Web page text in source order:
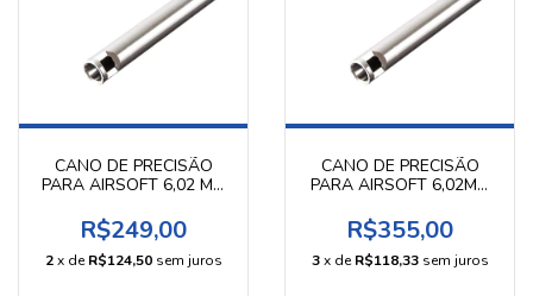
CANO DE PRECISÃO
PARA AIRSOFT 6,02 MM
SHOT
R$249,00
2 x deR$124,50 sem juros
CANO DE PRECISÃO
PARA AIRSOFT 6,02MM
R$355,00
3 x deR$118,33 sem juros